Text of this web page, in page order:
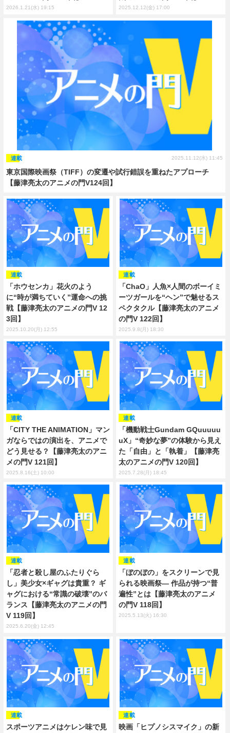
2026.1.21(水) 19:15 2025.12.12(金) 17:00
東京国際映画祭（TIFF）の変遷や試行錯誤を重ねたアプローチ
【藤津亮太のアニメの門V124回】
連載 2025.11.12(水) 11:45
「ホウセンカ」花火のよう
に“時が満ちていく”運命への挑
戦【藤津亮太のアニメの門V 12
3回】
連載
2025.10.20(月) 12:55
「ChaO」人魚×人間のボーイミ
ーツガールを“ヘン”で魅せるス
ペクタクル【藤津亮太のアニメ
の門V 122回】
連載
2025.9.8(月) 18:30
「CITY THE ANIMATION」マン
ガならではの演出を、アニメで
どう見せる？【藤津亮太のアニ
メの門V 121回】
連載
2025.8.16(土) 10:00
「機動戦士Gundam GQuuuuu
uX」“奇妙な夢”の体験から見え
た「自由」と「執着」【藤津亮
太のアニメの門V 120回】
連載
2025.7.28(月) 18:45
「忍者と殺し屋のふたりぐら
し」美少女×ギャグは貴重？ ギ
ャグにおける“常識の破壊”のバ
ランス【藤津亮太のアニメの門
V 119回】
連載
2025.6.20(金) 12:45
「ぼのぼの」をスクリーンで見
られる映画祭― 作品が持つ“普
遍性”とは【藤津亮太のアニメ
の門V 118回】
連載
2025.5.13(火) 16:30
スポーツアニメはケレン味で見
連載
映画「ヒプノシスマイク」の新
連載